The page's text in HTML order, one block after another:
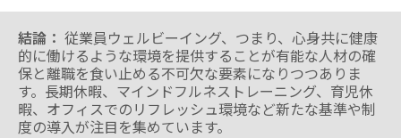
結論： 従業員ウェルビーイング、つまり、心身共に健康
的に働けるような環境を提供することが有能な人材の確
保と離職を食い止める不可欠な要素になりつつありま
す。長期休暇、マインドフルネストレーニング、育児休
暇、オフィスでのリフレッシュ環境など新たな基準や制
度の導入が注目を集めています。